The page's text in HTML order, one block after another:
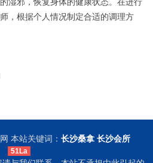
湿邪，恢复身体的健康状态。在进行
，根据个人情况制定合适的调理方
本站关键词： 长沙桑拿 长沙会所
51La